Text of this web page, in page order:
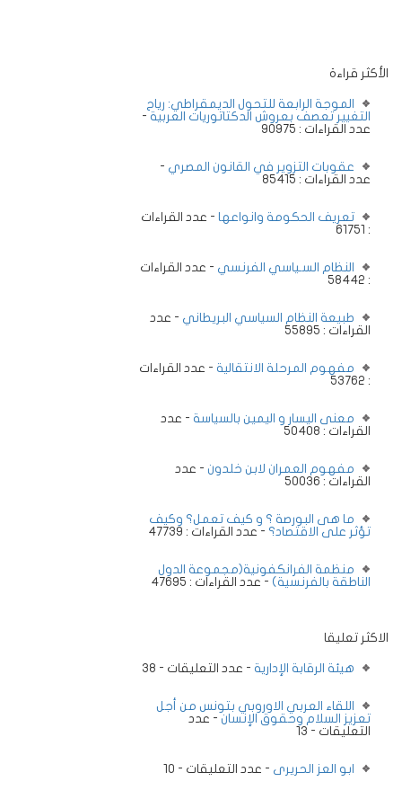
الأكثر قراءة
الموجة الرابعة للتحول الديمقراطي: رياح
التغيير تعصف بعروش الدكتاتوريات العربية -
عدد القراءات : 90975
عقوبات التزوير في القانون المصري -
عدد القراءات : 85415
تعريف الحكومة وانواعها - عدد القراءات
: 61751
النظام السـياسي الفرنسي - عدد القراءات
: 58442
طبيعة النظام السياسي البريطاني - عدد
القراءات : 55895
مفهوم المرحلة الانتقالية - عدد القراءات
: 53762
معنى اليسار و اليمين بالسياسة - عدد
القراءات : 50408
مفهوم العمران لابن خلدون - عدد
القراءات : 50036
ما هى البورصة ؟ و كيف تعمل؟ وكيف
تؤثر على الاقتصاد؟ - عدد القراءات : 47739
منظمة الفرانكفونية(مجموعة الدول
الناطقة بالفرنسية) - عدد القراءات : 47695
الاكثر تعليقا
هيئة الرقابة الإدارية - عدد التعليقات - 38
اللقاء العربي الاوروبي بتونس من أجل
تعزيز السلام وحقوق الإنسان - عدد
التعليقات - 13
ابو العز الحريرى - عدد التعليقات - 10